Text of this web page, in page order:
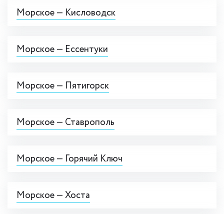
Морское — Кисловодск
Морское — Ессентуки
Морское — Пятигорск
Морское — Ставрополь
Морское — Горячий Ключ
Морское — Хоста